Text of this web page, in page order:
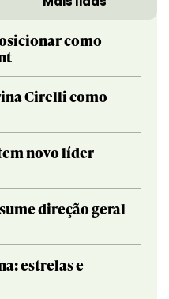
como
Cirelli como
novo líder
direção geral
estrelas e